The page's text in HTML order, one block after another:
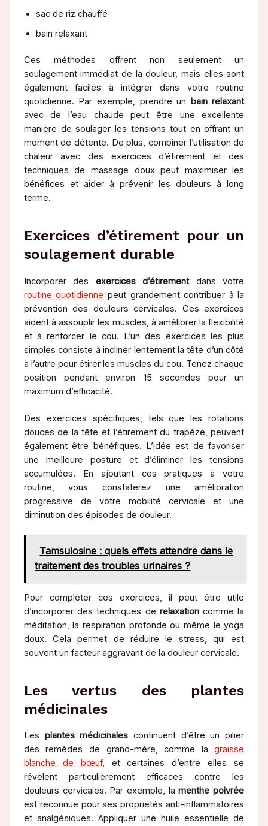
sac de riz chauffé
bain relaxant
Ces méthodes offrent non seulement un
soulagement immédiat de la douleur, mais elles sont
également faciles à intégrer dans votre routine
quotidienne. Par exemple, prendre un
bain relaxant
avec de l’eau chaude peut être une excellente
manière de soulager les tensions tout en offrant un
moment de détente. De plus, combiner l’utilisation de
chaleur avec des exercices d’étirement et des
techniques de massage doux peut maximiser les
bénéfices et aider à prévenir les douleurs à long
terme.
Exercices d’étirement pour un
soulagement durable
Incorporer des exercices d’étirementdans votre
routine quotidienne peut grandement contribuer à la
prévention des douleurs cervicales. Ces exercices
aident à assouplir les muscles, à améliorer la flexibilité
et à renforcer le cou. L’un des exercices les plus
simples consiste à incliner lentement la tête d’un côté
à l’autre pour étirer les muscles du cou. Tenez chaque
position pendant environ 15 secondes pour un
maximum d’efficacité.
Des exercices spécifiques, tels que les rotations
douces de la tête et l’étirement du trapèze, peuvent
également être bénéfiques. L’idée est de favoriser
une meilleure posture et d’éliminer les tensions
accumulées. En ajoutant ces pratiques à votre
routine, vous constaterez une amélioration
progressive de votre mobilité cervicale et une
diminution des épisodes de douleur.
Tamsulosine : quels effets attendre dans le
traitement des troubles urinaires ?
Pour compléter ces exercices, il peut être utile
d’incorporer des techniques de relaxationcomme la
méditation, la respiration profonde ou même le yoga
doux. Cela permet de réduire le stress, qui est
souvent un facteur aggravant de la douleur cervicale.
Les vertus des plantes
médicinales
Les plantes médicinales continuent d’être un pilier
des remèdes de grand-mère, comme lagraisse
blanche de bœuf, et certaines d’entre elles se
révèlent particulièrement efficaces contre les
douleurs cervicales. Par exemple, lamenthe poivrée
est reconnue pour ses propriétés anti-inflammatoires
et analgésiques. Appliquer une huile essentielle de